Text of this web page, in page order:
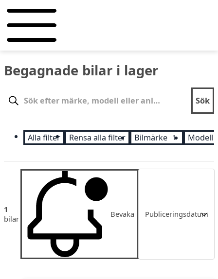
Begagnade bilar i lager
Sök
Alla filter Rensa alla filter Bilmärke 1 Modell
1
bilar
Bevaka Publiceringsdatum